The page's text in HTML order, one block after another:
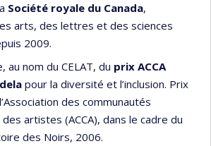
Société royale du Canada,
arts, des lettres et des sciences
2009.
au nom du CELAT, du prix ACCA
pour la diversité et l’inclusion. Prix
des communautés
artistes (ACCA), dans le cadre du
des Noirs, 2006.